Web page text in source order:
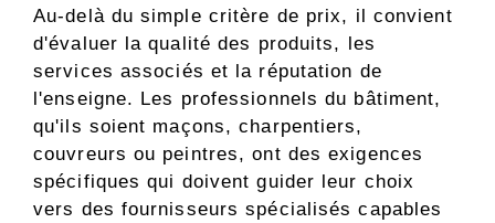
Au-delà du simple critère de prix, il convient
d'évaluer la qualité des produits, les
services associés et la réputation de
l'enseigne. Les professionnels du bâtiment,
qu'ils soient maçons, charpentiers,
couvreurs ou peintres, ont des exigences
spécifiques qui doivent guider leur choix
vers des fournisseurs spécialisés capables